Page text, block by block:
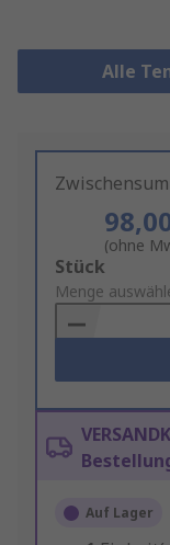
Alle
(ohne
Add
to
Basket
Stück
Menge
Auf Lager